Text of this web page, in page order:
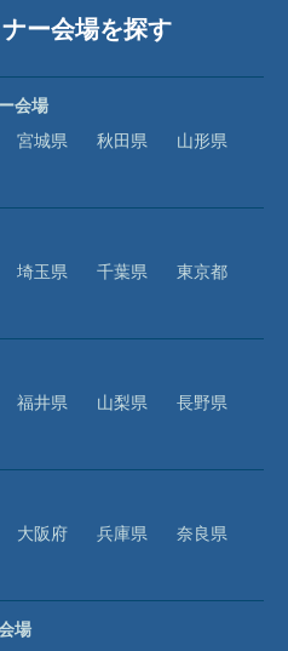
ー会場を探す
会場
宮城県 秋田県
山形県
埼玉県 千葉県
東京都
福井県 山梨県
長野県
大阪府 兵庫県
奈良県
場